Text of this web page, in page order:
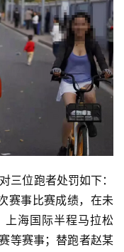
三位跑者处罚如下：
赛事比赛成绩，在未
上海国际半程马拉松
等赛事；替跑者赵某